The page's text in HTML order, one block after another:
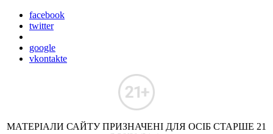
facebook
twitter
google
vkontakte
МАТЕРІАЛИ САЙТУ ПРИЗНАЧЕНІ ДЛЯ ОСІБ СТАРШЕ 21